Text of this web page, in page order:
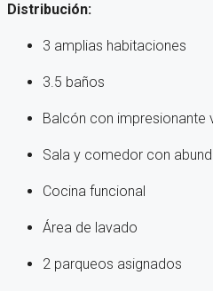
Distribución:
3 amplias habitaciones
3.5 baños
Balcón con impresionante
Sala y comedor con
Cocina funcional
Área de lavado
2 parqueos asignados